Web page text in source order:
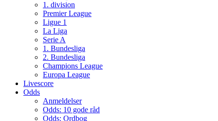
1. division
Premier League
Ligue 1
La Liga
Serie A
1. Bundesliga
2. Bundesliga
Champions League
Europa League
Livescore
Odds
Anmeldelser
Odds: 10 gode råd
Odds: Ordbog